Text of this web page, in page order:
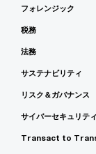
フォレンジック
税務
法務
サステナビリティ
リスク＆ガバナンス
サイバーセキュリテ
Transact to